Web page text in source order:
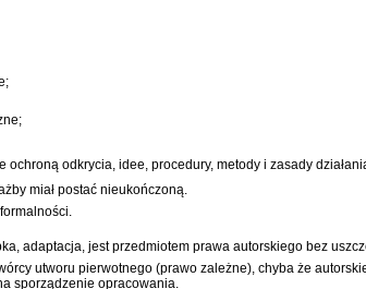
odkrycia, idee, procedury, metody i zasady
miał postać nieukończoną.
adaptacja, jest przedmiotem prawa autorskiego bez
utworu pierwotnego (prawo zależne), chyba że
sporządzenie opracowania.